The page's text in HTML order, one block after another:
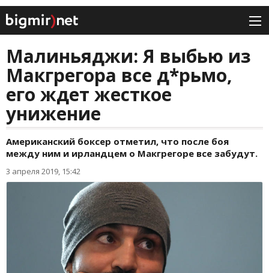
Малиньяджи: Я выбью из
Макгрегора все д*рьмо,
его ждет жесткое
унижение
Американский боксер отметил, что после боя
между ним и ирландцем о Макгрегоре все забудут.
3 апреля 2019, 15:42